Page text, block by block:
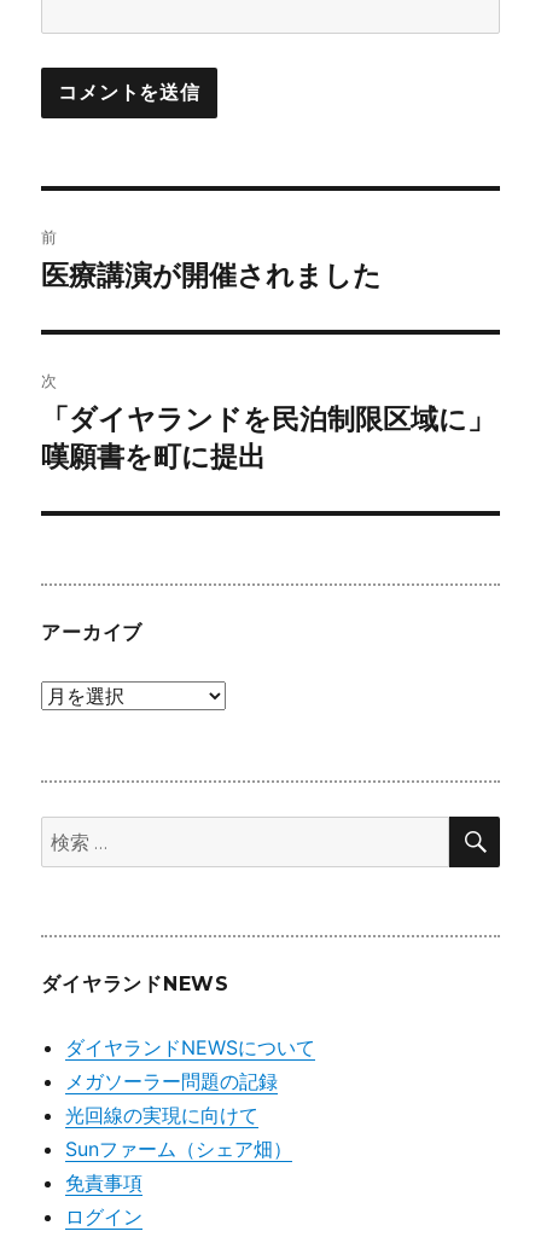
稿
ビ
ゲ
ー
シ
ン
前
前
投
稿:
医療講演が開催されました
次
次
の
稿:
「ダイヤランドを民泊制限区域に」
嘆願書を町に提出
アーカイブ
ア
ブ検
索:
検
ダイヤランドNEWS
ダイヤランドNEWSについて
メガソーラー問題の記録
光回線の実現に向けて
Sunファーム（シェア畑）
免責事項
ログイン